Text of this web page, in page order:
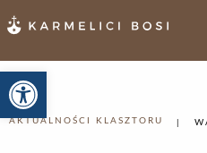
Otwórz pasek narzędzi
AKTUALNOŚCI KLASZTORU